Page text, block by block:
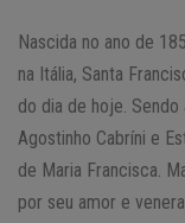
Nascida no ano de
na Itália, Santa
do dia de hoje.
Agostinho Cabríni e
de Maria Francisca.
por seu amor e